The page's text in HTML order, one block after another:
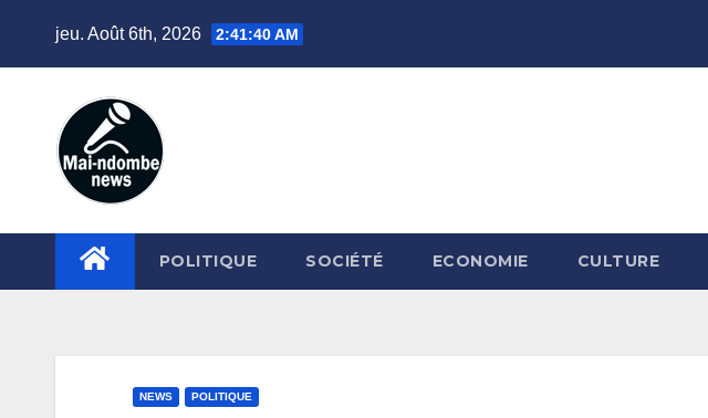
jeu. Août 6th, 2026 2:41:42 AM
POLITIQUE SOCIÉTÉ ECONOMIE CULTURE
NEWS POLITIQUE